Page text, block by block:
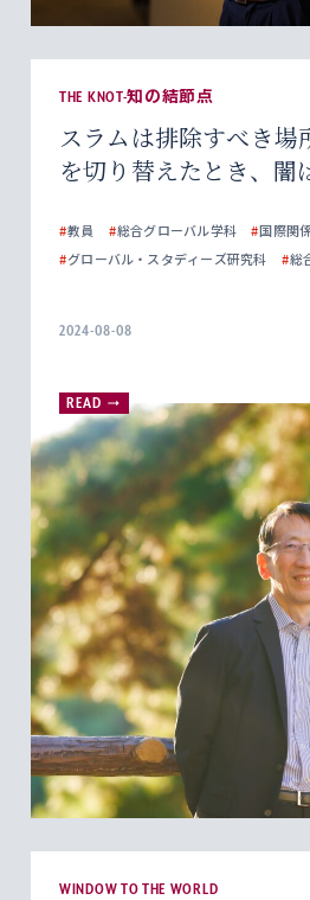
THE KNOT-知の結節点
スラムは排除すべき場
を切り替えたとき、闇
#教員 #総合グローバル学科 #国際関
#グローバル・スタディーズ研究科 #総
2024-08-08
READ
WINDOW TO THE WORLD